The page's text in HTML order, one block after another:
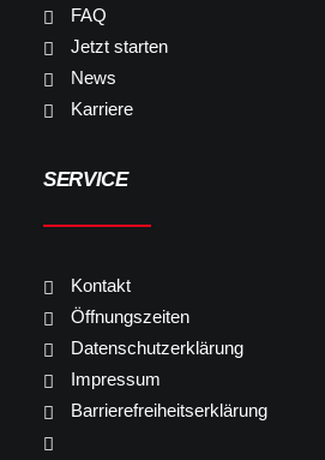
FAQ
Jetzt starten
News
Karriere
SERVICE
Kontakt
Öffnungszeiten
Datenschutzerklärung
Impressum
Barrierefreiheitserklärung